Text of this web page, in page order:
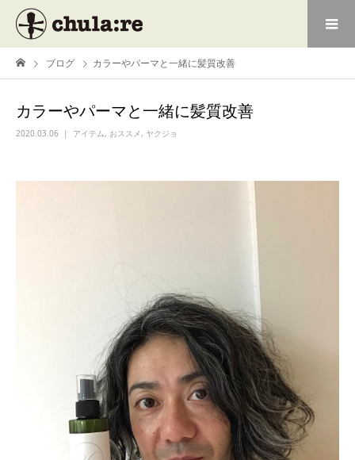
ブログ カラーやパーマと一緒に髪質改善
カラーやパーマと一緒に髪質改善
2020.03.06 アイテム, おススメ, ヤクジョ